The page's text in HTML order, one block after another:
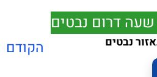
דרום נבטים
הקודם